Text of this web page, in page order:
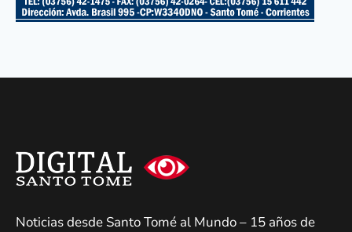
Noticias desde Santo Tomé al Mundo – 15 años de